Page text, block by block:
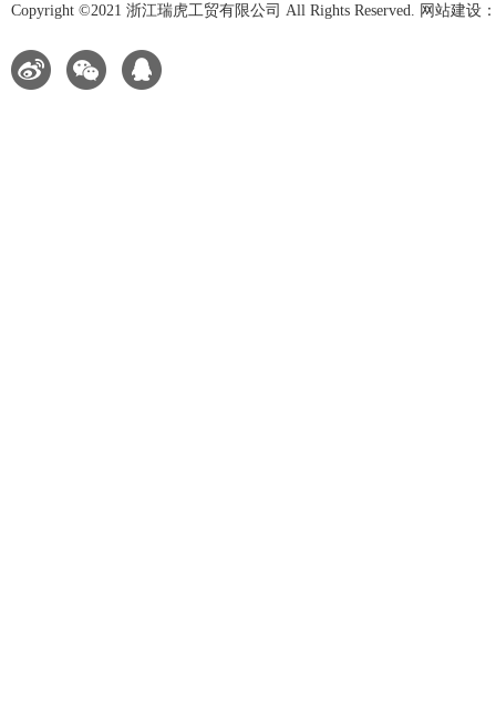
Copyright ©2021 浙江瑞虎工贸有限公司 All Rights Reserved. 网站建设：